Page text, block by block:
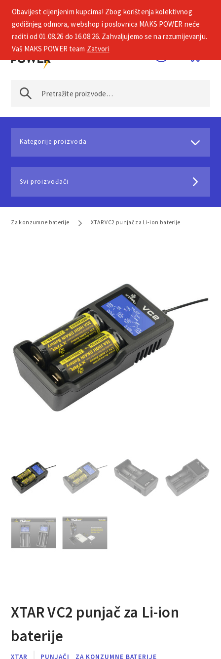
+385 1 2002 575
Kategorije proizvoda
Svi proizvođači
Za konzumne baterije XTAR VC2 punjač za Li-ion baterije
XTAR VC2 punjač za Li-ion
baterije
XTAR PUNJAČI ZA KONZUMNE BATERIJE
Obavijest cijenjenim kupcima! Zbog korištenja kolektivnog
godišnjeg odmora, webshop i poslovnica MAKS POWER neće
raditi od 01.08.26 do 16.08.26. Zahvaljujemo se na razumijevanju.
Vaš MAKS POWER team Zatvori